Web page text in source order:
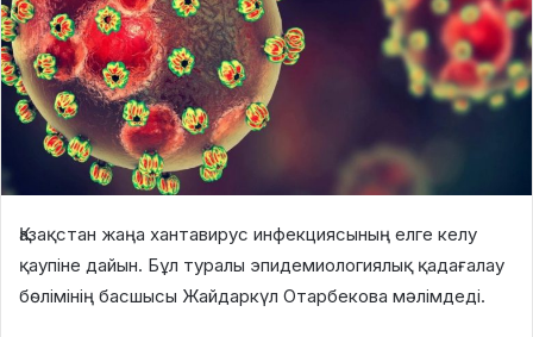
Қазақстан жаңа хантавирус инфекциясының елге келу
қаупіне дайын. Бұл туралы эпидемиологиялық қадағалау
бөлімінің басшысы Жайдаркүл Отарбекова мәлімдеді.